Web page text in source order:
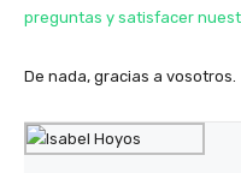
preguntas y satisfacer
De nada, gracias a vosotros.